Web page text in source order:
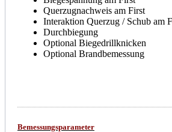
Querzugnachweis am First
Interaktion Querzug / Schub am
Durchbiegung
Optional Biegedrillknicken
Optional Brandbemessung
Bemessungsparameter